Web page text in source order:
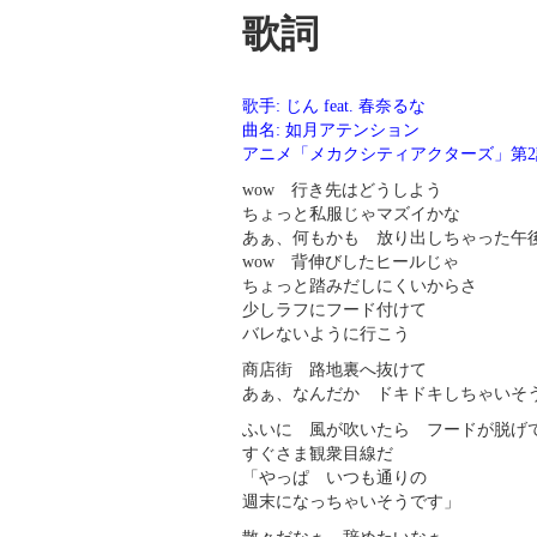
歌詞
歌手: じん feat. 春奈るな
曲名: 如月アテンション
アニメ「メカクシティアクターズ」第
wow 行き先はどうしよう
ちょっと私服じゃマズイかな
あぁ、何もかも 放り出しちゃった午
wow 背伸びしたヒールじゃ
ちょっと踏みだしにくいからさ
少しラフにフード付けて
バレないように行こう
商店街 路地裏へ抜けて
あぁ、なんだか ドキドキしちゃいそ
ふいに 風が吹いたら フードが脱げ
すぐさま観衆目線だ
「やっぱ いつも通りの
週末になっちゃいそうです」